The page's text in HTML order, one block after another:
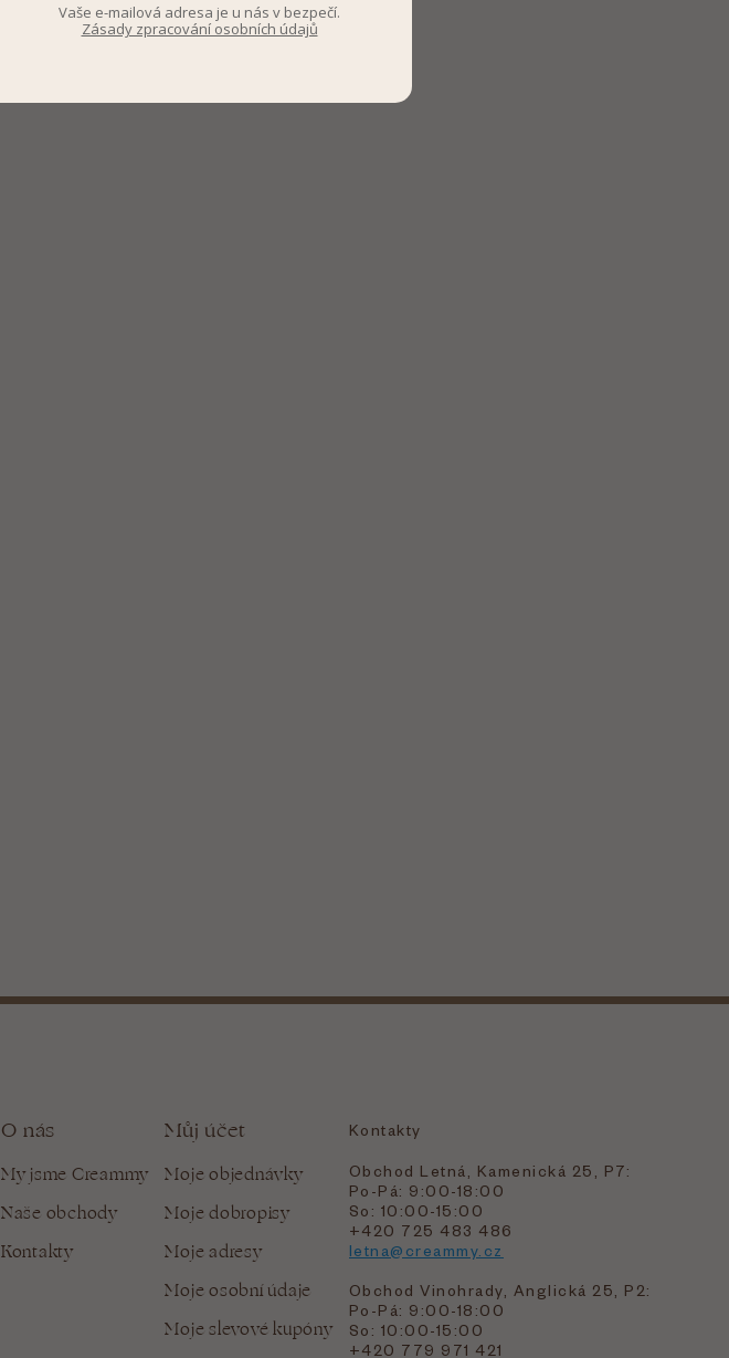
O nás
My jsme Creammy
Naše obchody
Kontakty
Můj účet
Moje objednávky
Moje dobropisy
Moje adresy
Moje osobní údaje
Moje slevové kupóny
Kontakty
Obchod Letná, Kamenická 25, P7:
Po-Pá: 9:00-18:00
So: 10:00-15:00
+420 725 483 486
letna@creammy.cz
Obchod Vinohrady, Anglická 25, P2:
Po-Pá: 9:00-18:00
So: 10:00-15:00
+420 779 971 421
Vaše e-mailová adresa je u nás v bezpečí.
Zásady zpracování osobních údajů